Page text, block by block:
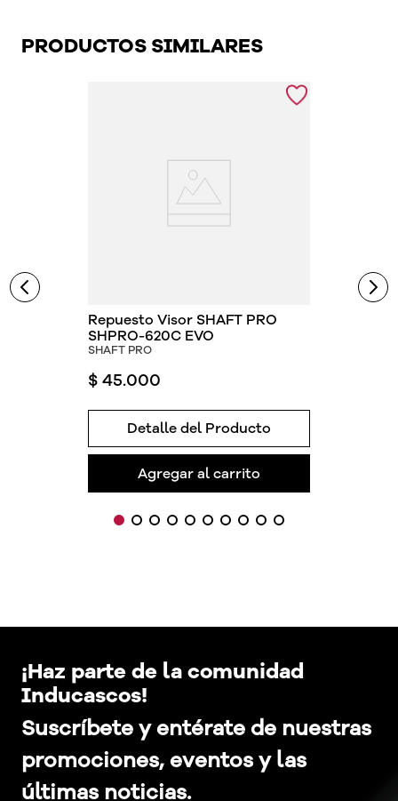
PRODUCTOS SIMILARES
Repuesto Visor SHAFT PRO
SHPRO-620C EVO
SHAFT PRO
$ 45.000
Detalle del Producto
Agregar al carrito
¡Haz parte de la comunidad
Inducascos!
Suscríbete y entérate de nuestras
promociones, eventos y las
últimas noticias.